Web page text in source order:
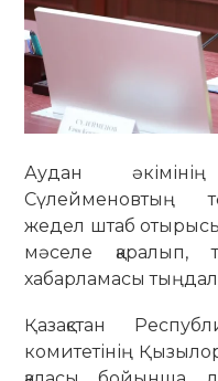
Аудан
Сүлейменовтың
жедел штаб
мәселе қаралып,
хабарламасы
Қазақстан
комитетінің